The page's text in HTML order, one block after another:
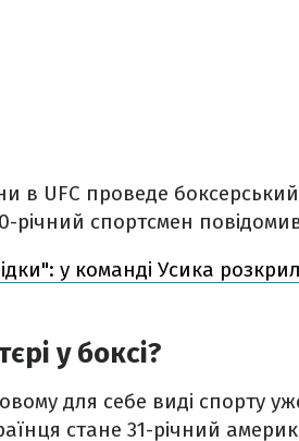
в UFC проведе
річний спортсмен
у команді Усика
у боксі?
для себе виді спорту
стане 31-річний